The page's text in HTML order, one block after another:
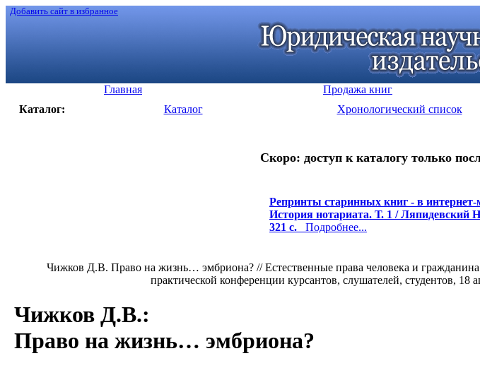
Добавить сайт в избранное
Главная Продажа книг
Каталог:
Каталог Хронологический список
Скоро: доступ к каталогу только
Репринты старинных книг - в
История нотариата. Т. 1 /
321 с. Подробнее...
Чижков Д.В. Право на жизнь… эмбриона? // Естественные права человека и
практической конференции курсантов, слушателей, студентов,
Чижков Д.В.:
Право на жизнь… эмбриона?